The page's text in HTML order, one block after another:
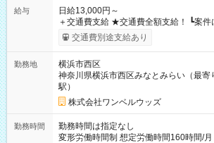
給与
日給13,000円～
＋交通費支給 ★交通費全額支給！ ┗案件により規定あり ★日払
いOK！（規定あり） ┗働いたその日に
ンビニATMから 日払い分を引き落とせます！ 【試用
交通費別途支給あり
勤務地
横浜市西区
神奈川県横浜市西区みなとみらい（最寄
駅）
株式会社ワンベルウッズ
勤務時間
勤務時間は指定なし
変形労働時間制 想定労働時間160時間/月 【シフト例】 ・8：00